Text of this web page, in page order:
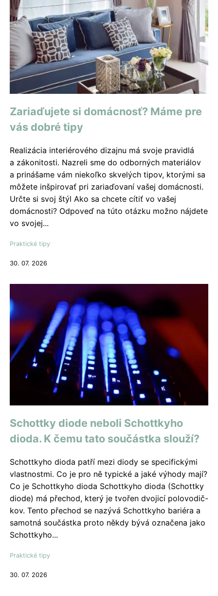
Zariaďujete si domácnosť? Máme pre
vás dobré tipy
Realizácia interiérového dizajnu má svoje pravidlá
a zákonitosti. Nazreli sme do odborných materiálov
a prinášame vám niekoľko skvelých tipov, ktorými sa
môžete inšpirovať pri zariaďovaní vašej domácnosti.
Určte si svoj štýl Ako sa chcete cítiť vo vašej
domácnosti? Odpoveď na túto otázku možno nájdete
vo svojej...
Praktické tipy
30. 07. 2026
Schottky diode neboli Schottkyho
dioda. K čemu tato součástka slouží?
Schottkyho dioda patří mezi diody se specifickými
vlastnostmi. Co je pro ně typické a jaké výhody mají?
Co je Schottkyho dioda Schottkyho dioda (Schottky
diode) má přechod, který je tvořen dvojicí polovodič-
kov. Tento přechod se nazývá Schottkyho bariéra a
samotná součástka proto někdy bývá označena jako
Schottkyho...
Praktické tipy
30. 07. 2026